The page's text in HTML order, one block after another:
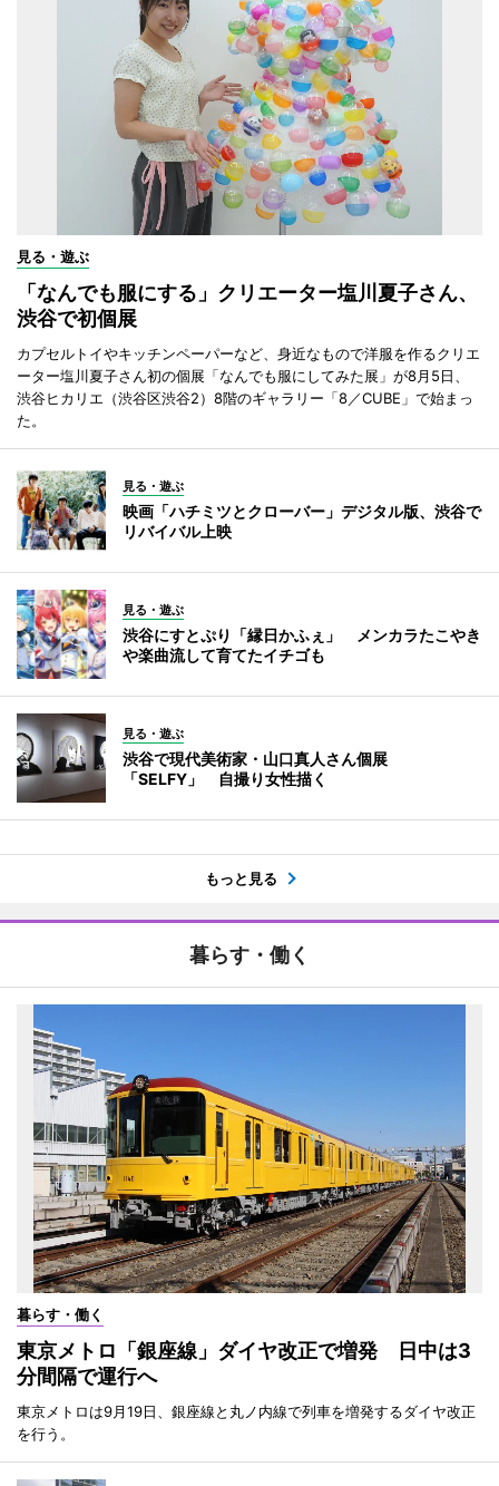
見る・遊ぶ
「なんでも服にする」クリエーター塩川夏子さん、
渋谷で初個展
カプセルトイやキッチンペーパーなど、身近なもので洋服を作るクリエ
ーター塩川夏子さん初の個展「なんでも服にしてみた展」が8月5日、
渋谷ヒカリエ（渋谷区渋谷2）8階のギャラリー「8／CUBE」で始まっ
た。
見る・遊ぶ
映画「ハチミツとクローバー」デジタル版、渋谷で
リバイバル上映
見る・遊ぶ
渋谷にすとぷり「縁日かふぇ」 メンカラたこやき
や楽曲流して育てたイチゴも
見る・遊ぶ
渋谷で現代美術家・山口真人さん個展
「SELFY」 自撮り女性描く
もっと見る
暮らす・働く
暮らす・働く
東京メトロ「銀座線」ダイヤ改正で増発 日中は3
分間隔で運行へ
東京メトロは9月19日、銀座線と丸ノ内線で列車を増発するダイヤ改正
を行う。